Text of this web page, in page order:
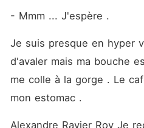
- Mmm ... J'espère .
Je suis presque en hyper
d'avaler mais ma bouche
me colle à la gorge . Le
mon estomac .
Alexandre Ravier Roy Je